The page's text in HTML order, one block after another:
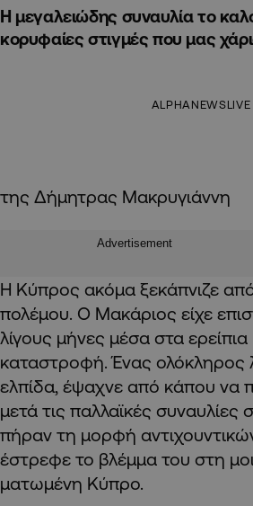
Η μεγαλειώδης συναυλία το
κορυφαίες στιγμές που μας
ALPHANEWSLIVE
της Δήμητρας Μακρυγιάννη
Advertisement
Η Κύπρος ακόμα ξεκάπνιζε
πολέμου. Ο Μακάριος είχε
λίγους μήνες μέσα στα ερείπια
καταστροφή. Ένας ολόκληρος
ελπίδα, έψαχνε από κάπου να
μετά τις παλλαϊκές
πήραν τη μορφή
έστρεφε το βλέμμα του στη
ματωμένη Κύπρο.